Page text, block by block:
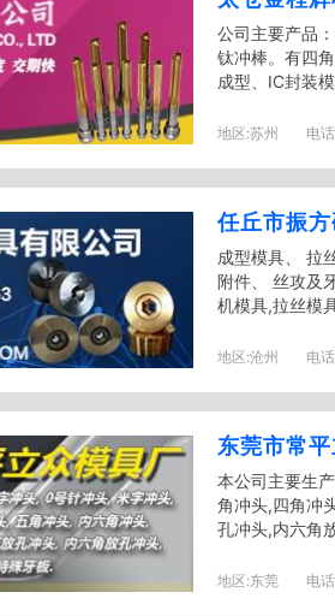
公司主要产品
钛冲棒。有四
成型、IC封装
地区:苏州 电
任丘市振
成型模具、 拉
附件、 丝攻及
机模具,拉丝模
地区:沧州 电
东莞市常
本公司主要生
角冲头,四角冲
孔冲头,内六角
地区:东莞 电